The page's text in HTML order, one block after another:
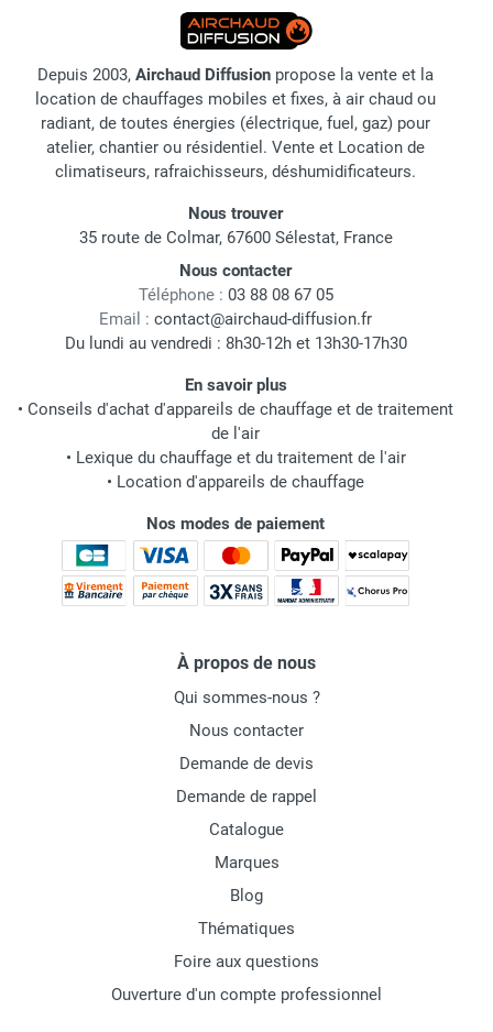
Depuis 2003, Airchaud Diffusion propose la vente et la
location de chauffages mobiles et fixes, à air chaud ou
radiant, de toutes énergies (électrique, fuel, gaz) pour
atelier, chantier ou résidentiel. Vente et Location de
climatiseurs, rafraichisseurs, déshumidificateurs.
Nous trouver
35 route de Colmar, 67600 Sélestat, France
Nous contacter
Téléphone : 03 88 08 67 05
Email : contact@airchaud-diffusion.fr
Du lundi au vendredi : 8h30-12h et 13h30-17h30
En savoir plus
• Conseils d'achat d'appareils de chauffage et de traitement
de l'air
• Lexique du chauffage et du traitement de l'air
• Location d'appareils de chauffage
Nos modes de paiement
À propos de nous
Qui sommes-nous ?
Nous contacter
Demande de devis
Demande de rappel
Catalogue
Marques
Blog
Thématiques
Foire aux questions
Ouverture d'un compte professionnel